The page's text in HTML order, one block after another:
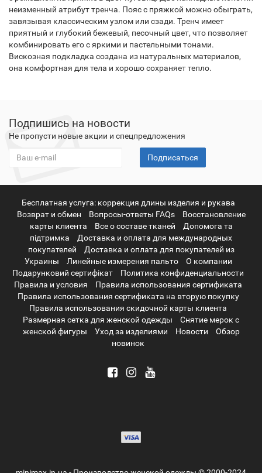
неизменный атрибут тренча. Пояс с пряжкой можно обыграть,
завязывая классическим узлом или сзади. Тренч имеет
приятный и глубокий бежевый, песочный цвет, что позволяет
комбинировать его с яркими и пастельными тонами.
Вискозная подкладка создана из натуральных материалов,
она комфортная для тела и хорошо сохраняет тепло.
Подпишись на новости
Не пропусти новые акции и спецпредложения
Подписаться
Бесплатная услуга: коррекция длины изделия и рукава
Возврат и обмен
Вопросы-ответы FAQs
Восстановление
карты клиента
Все о составе тканей
Допомога та
підтримка
Доставка и оплата для международных
покупателей
Доставка и оплата для покупателей из
Украины
Линейные измерения пальто
О компании
Подарунковий сертифікат
Политика конфиденциальности
Правила и условия
Правила использования сертификата
Правила использования сертификата на вторую покупку
Правила использования скидочной карты клиента
Размерная сетка для женской одежды
Снятие мерок с
женской фигуры
Уход за изделиями Новости
Обзор
новинок